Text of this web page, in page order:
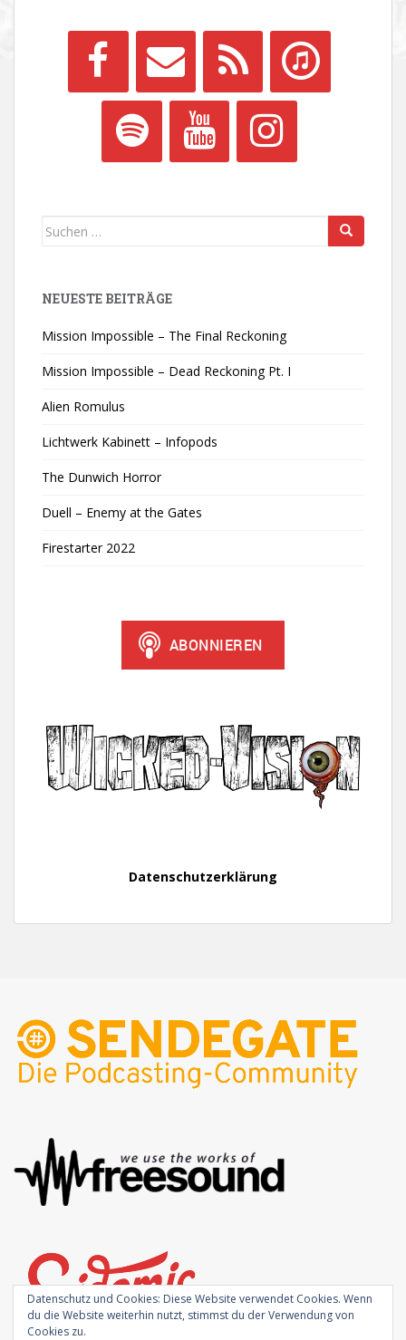
Suchen
NEUESTE BEITRÄGE
Mission Impossible – The Final Reckoning
Mission Impossible – Dead Reckoning Pt. I
Alien Romulus
Lichtwerk Kabinett – Infopods
The Dunwich Horror
Duell – Enemy at the Gates
Firestarter 2022
Datenschutzerklärung
Datenschutz und Cookies: Diese Website verwendet Cookies. Wenn
du die Website weiterhin nutzt, stimmst du der Verwendung von
Cookies zu.